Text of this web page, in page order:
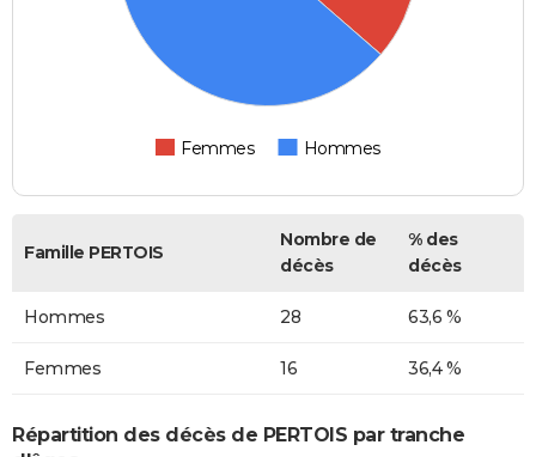
Femmes Hommes
Famille PERTOIS
Nombre de
décès
% des
décès
Hommes 28 63,6 %
Femmes 16 36,4 %
Répartition des décès de PERTOIS par tranche